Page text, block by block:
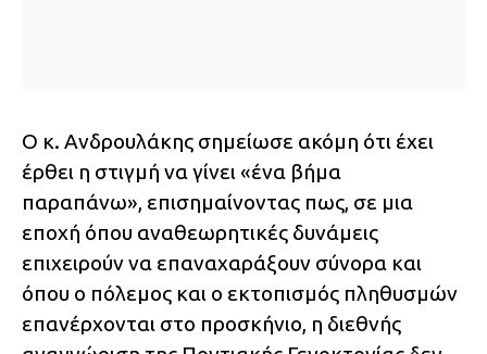
Ο κ. Ανδρουλάκης σημείωσε ακόμη ότι έχει
έρθει η στιγμή να γίνει «ένα βήμα
παραπάνω», επισημαίνοντας πως, σε μια
εποχή όπου αναθεωρητικές δυνάμεις
επιχειρούν να επαναχαράξουν σύνορα και
όπου ο πόλεμος και ο εκτοπισμός πληθυσμών
επανέρχονται στο προσκήνιο, η διεθνής